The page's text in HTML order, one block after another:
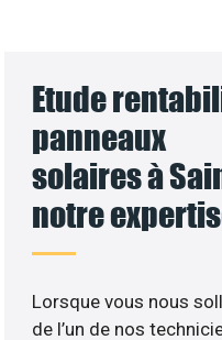
Etude
panneaux
solaires à
notre
Lorsque vous nous
de l’un de nos